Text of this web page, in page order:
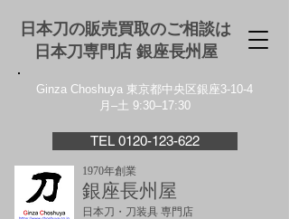
日本刀の販売買取のご相談は
日本刀専門店 銀座⻑州屋
Ginza Choshuya 東京都中央区銀座3-10-4
月–土 9:30–17:30
TEL 0120-123-622
1970年創業
銀座長州屋
日本刀・刀装具 専門店